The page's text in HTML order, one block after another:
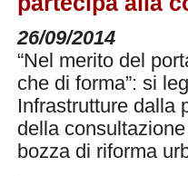
26/09/2014
“Nel merito del
che di forma”: si
Infrastrutture dalla
della
bozza di riforma